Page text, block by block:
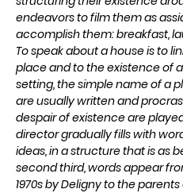
endeavors to film them as
accomplish them: breakfast,
To speak about a house is to
place and to the existence of
setting, the simple name of a
are usually written and
despair of existence are
director gradually fills with
ideas, in a structure that is as
second third, words appear
1970s by Deligny to the